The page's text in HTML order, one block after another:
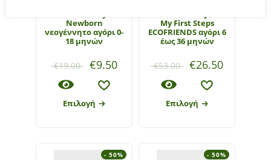
Newborn
νεογέννητο αγόρι 0-
18 μηνών
€19.00 €9.50
Επιλογή
My First Steps
ECOFRIENDS αγόρι 6
έως 36 μηνών
€53.00 €26.50
Επιλογή
- 50% - 50%